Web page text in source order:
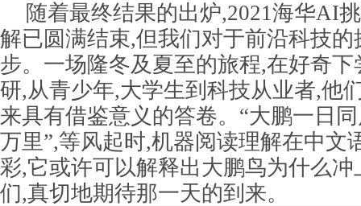
随着最终结果的出炉,2021海华AI
解已圆满结束,但我们对于前沿科技
步。一场隆冬及夏至的旅程,在好奇
研,从青少年,大学生到科技从业者,他
来具有借鉴意义的答卷。“大鹏一日
万里”,等风起时,机器阅读理解在中文
彩,它或许可以解释出大鹏鸟为什么
们,真切地期待那一天的到来。